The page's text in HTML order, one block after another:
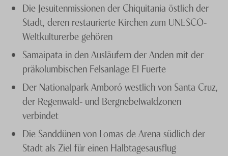
Die Jesuitenmissionen der Chiquitania östlich der
Stadt, deren restaurierte Kirchen zum UNESCO-
Weltkulturerbe gehören
Samaipata in den Ausläufern der Anden mit der
präkolumbischen Felsanlage El Fuerte
Der Nationalpark Amboró westlich von Santa Cruz,
der Regenwald- und Bergnebelwaldzonen
verbindet
Die Sanddünen von Lomas de Arena südlich der
Stadt als Ziel für einen Halbtagesausflug